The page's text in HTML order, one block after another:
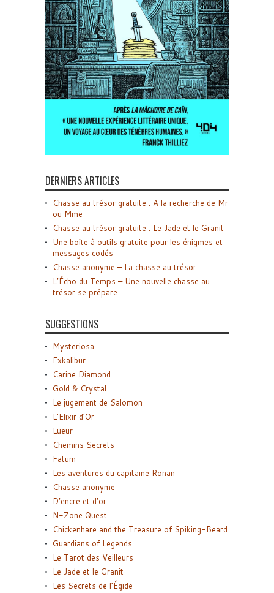
DERNIERS ARTICLES
Chasse au trésor gratuite : A la recherche de Mr
ou Mme
Chasse au trésor gratuite : Le Jade et le Granit
Une boîte à outils gratuite pour les énigmes et
messages codés
Chasse anonyme – La chasse au trésor
L’Écho du Temps – Une nouvelle chasse au
trésor se prépare
SUGGESTIONS
Mysteriosa
Exkalibur
Carine Diamond
Gold & Crystal
Le jugement de Salomon
L’Elixir d’Or
Lueur
Chemins Secrets
Fatum
Les aventures du capitaine Ronan
Chasse anonyme
D’encre et d’or
N-Zone Quest
Chickenhare and the Treasure of Spiking-Beard
Guardians of Legends
Le Tarot des Veilleurs
Le Jade et le Granit
Les Secrets de l’Égide